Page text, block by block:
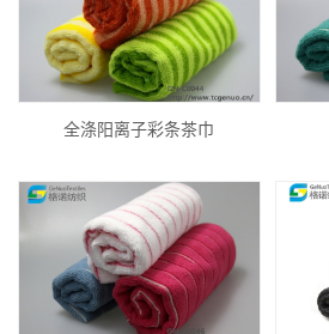
全涤阳离子彩条茶巾